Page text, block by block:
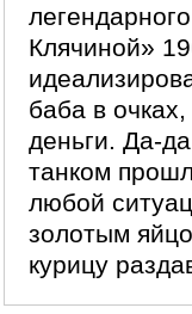
Клячиной»
баба в
деньги. Да-
танком
любой
золотым
курицу